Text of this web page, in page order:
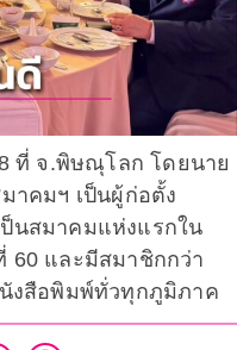
ที่ จ.พิษณุโลก โดยนาย
าคมฯ เป็นผู้ก่อตั้ง
นสมาคมแห่งแรกใน
60 และมีสมาชิกกว่า
งสือพิมพ์ทั่วทุกภูมิภาค